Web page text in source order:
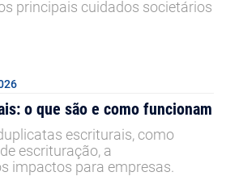
principais cuidados societários
o que são e como funcionam
escriturais, como
escrituração, a
impactos para empresas.